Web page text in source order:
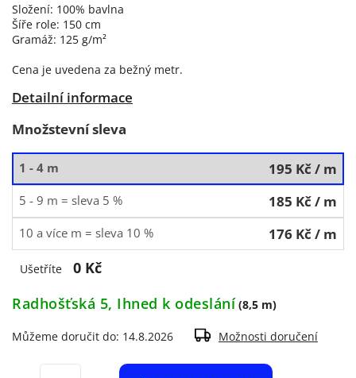
Složení: 100% bavlna
Šíře role: 150 cm
Gramáž: 125 g/m²
Cena je uvedena za bežný metr.
Detailní informace
Množstevní sleva
1 - 4 m 195 Kč/ m
5 - 9 m = sleva 5 % 185 Kč/ m
10 a více m = sleva 10 % 176 Kč/ m
Ušetříte
0 Kč
Radhošťská 5, Ihned k odeslání (8,5 m)
Můžeme doručit do: 14.8.2026 Možnosti doručení